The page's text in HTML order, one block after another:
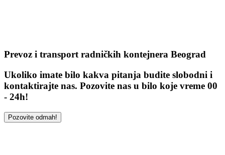
Prevoz i transport radničkih kontejnera Beograd
Ukoliko imate bilo kakva pitanja budite slobodni i
kontaktirajte nas. Pozovite nas u bilo koje vreme 00
- 24h!
Pozovite odmah!